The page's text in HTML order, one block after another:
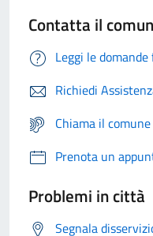
Contatta il
Leggi le
Richiedi
Chiama il
Prenota un
Problemi in città
Segnala